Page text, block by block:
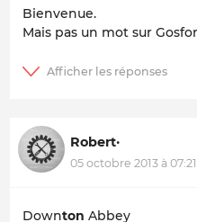
Bienvenue.
Mais pas un mot sur
Robert·
05 octobre 2013 à
Downton Abbey